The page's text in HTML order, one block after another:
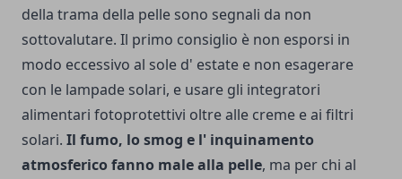
della trama della pelle sono segnali da non
sottovalutare. Il primo consiglio è non esporsi in
modo eccessivo al sole d' estate e non esagerare
con le lampade solari, e usare gli integratori
alimentari fotoprotettivi oltre alle creme e ai filtri
solari. Il fumo, lo smog e l' inquinamento
atmosferico fanno male alla pelle, ma per chi al